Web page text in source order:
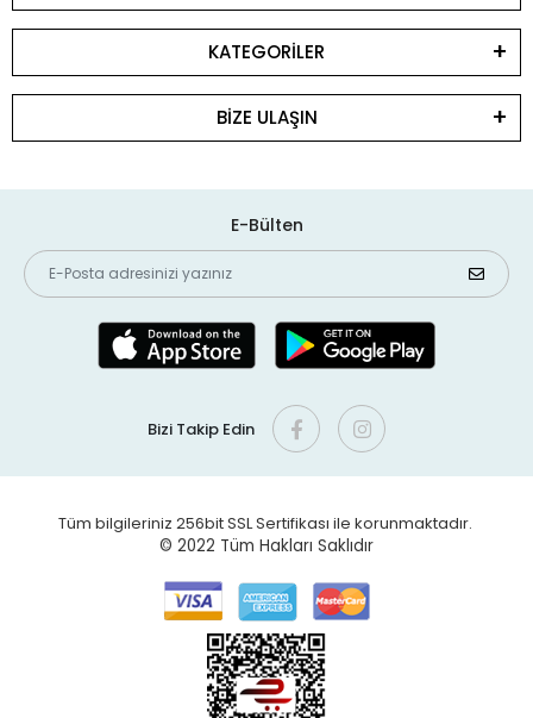
KATEGORİLER
BİZE ULAŞIN
E-Bülten
Bizi Takip Edin
Tüm bilgileriniz 256bit SSL Sertifikası ile korunmaktadır.
© 2022 Tüm Hakları Saklıdır